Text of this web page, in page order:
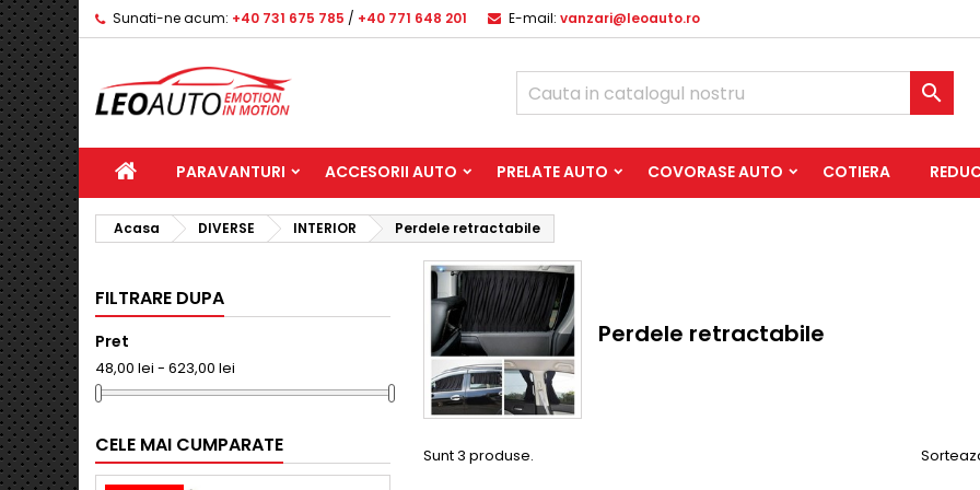
Sunati-ne acum: +40 731 675 785 / +40 771 648 201 E-mail: vanzari@leoauto.ro

PARAVANTURI ACCESORII AUTO PRELATE AUTO COVORASE AUTO COTIERA
Acasa DIVERSE INTERIOR Perdele retractabile
FILTRARE DUPA
Pret
48,00 lei - 623,00 lei
CELE MAI CUMPARATE
Perdele retractabile
Sunt 3 produse.